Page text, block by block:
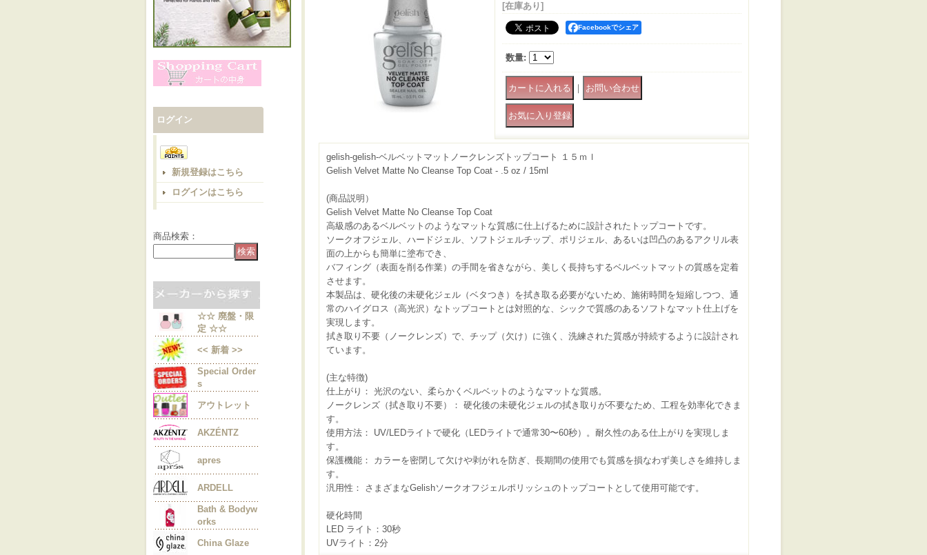
ログイン
新規登録はこちら
ログインはこちら
商品検索：
☆☆ 廃盤・限
定 ☆☆
<< 新着 >>
Special Order
s
アウトレット
AKZÉNTZ
apres
ARDELL
Bath & Bodyw
orks
China Glaze
[在庫あり]
Facebookでシェア
数量:
｜
gelish-gelish-ベルベットマットノークレンズトップコート １５ｍｌ
Gelish Velvet Matte No Cleanse Top Coat - .5 oz / 15ml
(商品説明）
Gelish Velvet Matte No Cleanse Top Coat
高級感のあるベルベットのようなマットな質感に仕上げるために設計されたトップコートです。
ソークオフジェル、ハードジェル、ソフトジェルチップ、ポリジェル、あるいは凹凸のあるアクリル表
面の上からも簡単に塗布でき、
バフィング（表面を削る作業）の手間を省きながら、美しく長持ちするベルベットマットの質感を定着
させます。
本製品は、硬化後の未硬化ジェル（ベタつき）を拭き取る必要がないため、施術時間を短縮しつつ、通
常のハイグロス（高光沢）なトップコートとは対照的な、シックで質感のあるソフトなマット仕上げを
実現します。
拭き取り不要（ノークレンズ）で、チップ（欠け）に強く、洗練された質感が持続するように設計され
ています。
(主な特徴)
仕上がり： 光沢のない、柔らかくベルベットのようなマットな質感。
ノークレンズ（拭き取り不要）： 硬化後の未硬化ジェルの拭き取りが不要なため、工程を効率化できま
す。
使用方法： UV/LEDライトで硬化（LEDライトで通常30〜60秒）。耐久性のある仕上がりを実現しま
す。
保護機能： カラーを密閉して欠けや剥がれを防ぎ、長期間の使用でも質感を損なわず美しさを維持しま
す。
汎用性： さまざまなGelishソークオフジェルポリッシュのトップコートとして使用可能です。
硬化時間
LED ライト：30秒
UVライト：2分